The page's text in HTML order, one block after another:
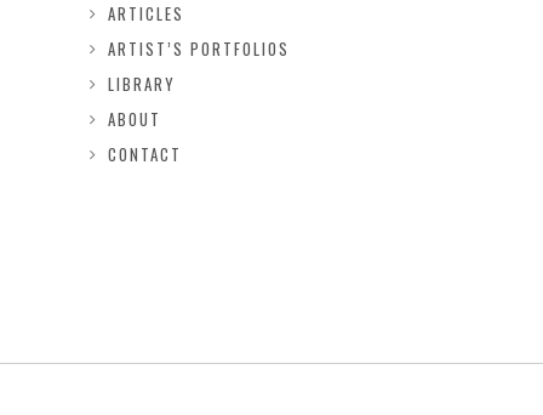
ARTICLES
ARTIST’S PORTFOLIOS
LIBRARY
ABOUT
CONTACT